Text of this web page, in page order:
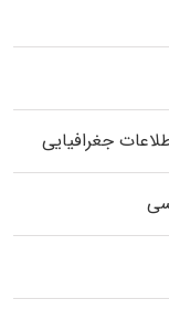
جغرافیایی